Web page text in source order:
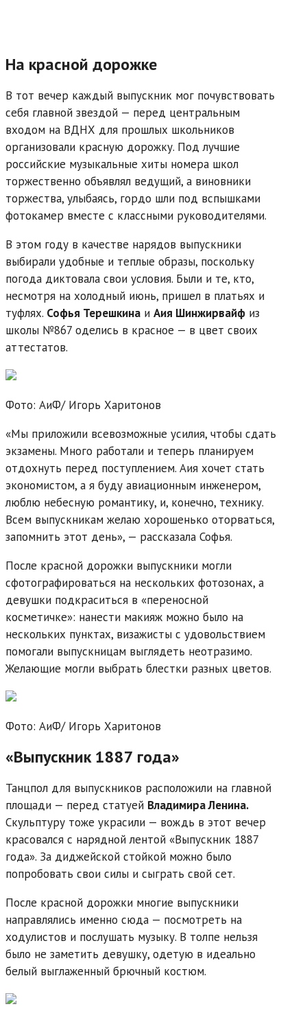
На красной дорожке
В тот вечер каждый выпускник мог почувствовать
себя главной звездой — перед центральным
входом на ВДНХ для прошлых школьников
организовали красную дорожку. Под лучшие
российские музыкальные хиты номера школ
торжественно объявлял ведущий, а виновники
торжества, улыбаясь, гордо шли под вспышками
фотокамер вместе с классными руководителями.
В этом году в качестве нарядов выпускники
выбирали удобные и теплые образы, поскольку
погода диктовала свои условия. Были и те, кто,
несмотря на холодный июнь, пришел в платьях и
туфлях. Софья Терешкина и Аия Шинжирвайф из
школы №867 оделись в красное — в цвет своих
аттестатов.
Фото: АиФ/ Игорь Харитонов
«Мы приложили всевозможные усилия, чтобы сдать
экзамены. Много работали и теперь планируем
отдохнуть перед поступлением. Аия хочет стать
экономистом, а я буду авиационным инженером,
люблю небесную романтику, и, конечно, технику.
Всем выпускникам желаю хорошенько оторваться,
запомнить этот день», — рассказала Софья.
После красной дорожки выпускники могли
сфотографироваться на нескольких фотозонах, а
девушки подкраситься в «переносной
косметичке»: нанести макияж можно было на
нескольких пунктах, визажисты с удовольствием
помогали выпускницам выглядеть неотразимо.
Желающие могли выбрать блестки разных цветов.
Фото: АиФ/ Игорь Харитонов
«Выпускник 1887 года»
Танцпол для выпускников расположили на главной
площади — перед статуей Владимира Ленина.
Скульптуру тоже украсили — вождь в этот вечер
красовался с нарядной лентой «Выпускник 1887
года». За диджейской стойкой можно было
попробовать свои силы и сыграть свой сет.
После красной дорожки многие выпускники
направлялись именно сюда — посмотреть на
ходулистов и послушать музыку. В толпе нельзя
было не заметить девушку, одетую в идеально
белый выглаженный брючный костюм.